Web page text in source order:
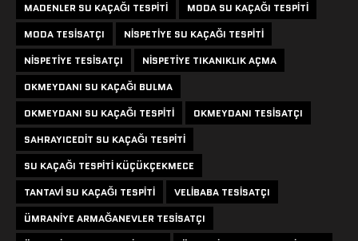
MADENLER SU KAÇAĞI TESPITI
MODA SU KAÇAĞI TESPITI
MODA TESISATÇI
NISPETIYE SU KAÇAĞI TESPITI
NISPETIYE TESISATÇI
NISPETIYE TIKANIKLIK AÇMA
OKMEYDANI SU KAÇAĞI BULMA
OKMEYDANI SU KAÇAĞI TESPITI
OKMEYDANI TESISATÇI
SAHRAYICEDIT SU KAÇAĞI TESPITI
SU KAÇAĞI TESPITI KÜÇÜKÇEKMECE
TANTAVI SU KAÇAĞI TESPITI
VELIBABA TESISATÇI
ÜMRANIYE ARMAĞANEVLER TESISATÇI